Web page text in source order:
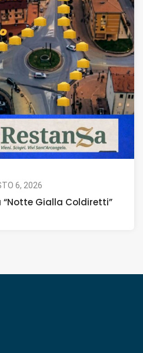
6, 2026
“Notte Gialla Coldiretti”